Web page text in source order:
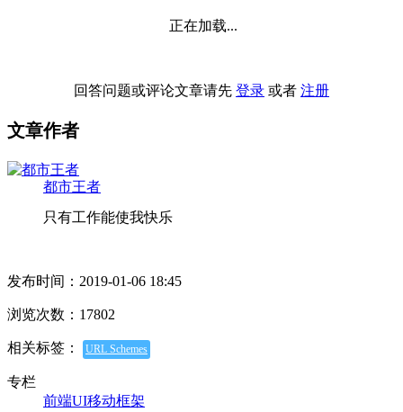
正在加载...
回答问题或评论文章请先 登录 或者 注册
文章作者
都市王者
只有工作能使我快乐
发布时间：2019-01-06 18:45
浏览次数：17802
相关标签： URL Schemes
专栏
前端UI移动框架